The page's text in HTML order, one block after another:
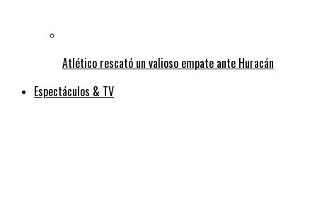
Atlético rescató un valioso empate ante Huracán
Espectáculos & TV